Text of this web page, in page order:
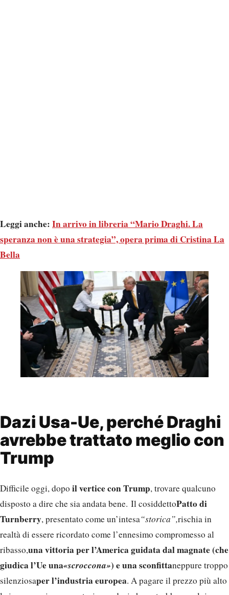
Leggi anche: In arrivo in libreria “Mario Draghi. La
speranza non è una strategia”, opera prima di Cristina La
Bella
Dazi Usa-Ue, perché Draghi
avrebbe trattato meglio con
Trump
Difficile oggi, dopo il vertice con Trump, trovare qualcuno
disposto a dire che sia andata bene. Il cosiddettoPatto di
Turnberry, presentato come un’intesa“storica”,rischia in
realtà di essere ricordato come l’ennesimo compromesso al
ribasso,una vittoria per l’America guidata dal magnate (che
giudica l’Ue una«scroccona») e una sconfittaneppure troppo
silenziosaper l’industria europea. A pagare il prezzo più alto